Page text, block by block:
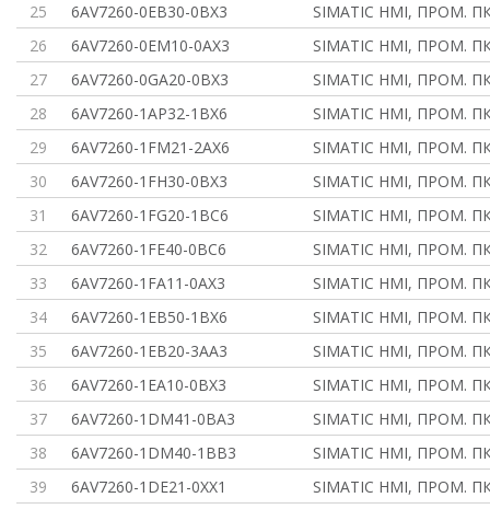
25
6AV7260-0EB30-0BX3
SIMATIC HMI, ПРОМ.
26
6AV7260-0EM10-0AX3
SIMATIC HMI, ПРОМ.
27
6AV7260-0GA20-0BX3
SIMATIC HMI, ПРОМ.
28
6AV7260-1AP32-1BX6
SIMATIC HMI, ПРОМ.
29
6AV7260-1FM21-2AX6
SIMATIC HMI, ПРОМ.
30
6AV7260-1FH30-0BX3
SIMATIC HMI, ПРОМ.
31
6AV7260-1FG20-1BC6
SIMATIC HMI, ПРОМ.
32
6AV7260-1FE40-0BC6
SIMATIC HMI, ПРОМ.
33
6AV7260-1FA11-0AX3
SIMATIC HMI, ПРОМ.
34
6AV7260-1EB50-1BX6
SIMATIC HMI, ПРОМ.
35
6AV7260-1EB20-3AA3
SIMATIC HMI, ПРОМ.
36
6AV7260-1EA10-0BX3
SIMATIC HMI, ПРОМ.
37
6AV7260-1DM41-0BA3
SIMATIC HMI, ПРОМ.
38
6AV7260-1DM40-1BB3
SIMATIC HMI, ПРОМ.
39
6AV7260-1DE21-0XX1
SIMATIC HMI, ПРОМ.